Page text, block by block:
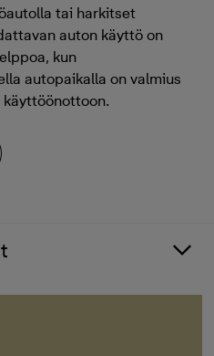
tai harkitset
auton käyttö on
kun
autopaikalla on valmius